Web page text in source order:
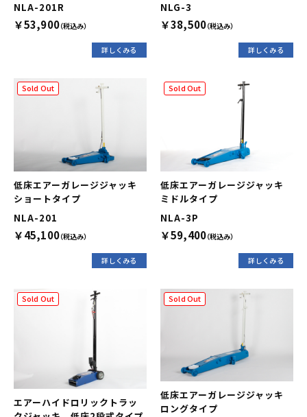
NLA-201R
￥53,900（税込み）
詳しくみる
NLG-3
￥38,500（税込み）
詳しくみる
Sold Out
低床エアーガレージジャッキ
ショートタイプ
NLA-201
￥45,100（税込み）
詳しくみる
Sold Out
低床エアーガレージジャッキ
ミドルタイプ
NLA-3P
￥59,400（税込み）
詳しくみる
Sold Out
エアーハイドロリックトラッ
Sold Out
低床エアーガレージジャッキ
ロングタイプ